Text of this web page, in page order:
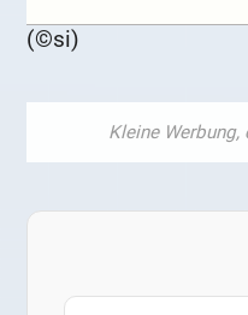
(©si)